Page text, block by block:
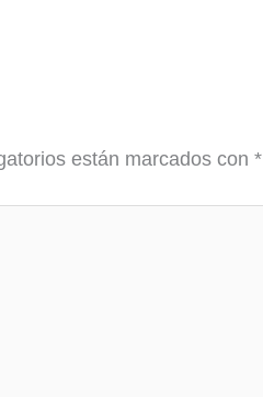
están marcados con*